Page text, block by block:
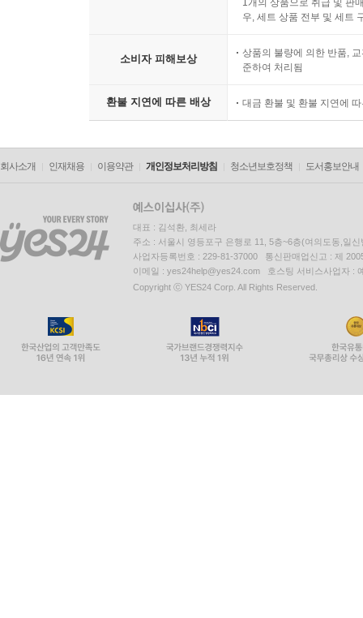
우, 세트 상품 전부 및 세트
소비자 피해보상
상품의 불량에 의한 반품,
준하여 처리됨
환불 지연에 따른 배상 대금 환불 및 환불 지연에
회사소개 인재채용 이용약관 개인정보처리방침 청소년보호정책 도서홍보안내
대표 : 김석환, 최세라
주소 : 서울시 영등포구 은행로 11, 5층~6층(여의도동,일신
사업자등록번호 : 229-81-37000 통신판매업신고 : 제
이메일 : yes24help@yes24.com 호스팅 서비스사업자 :
Copyright ⓒ YES24 Corp. All Rights Reserved.